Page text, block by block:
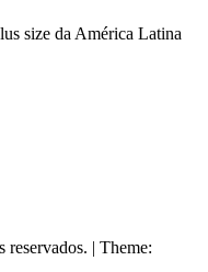
size da América Latina
reservados. | Theme: